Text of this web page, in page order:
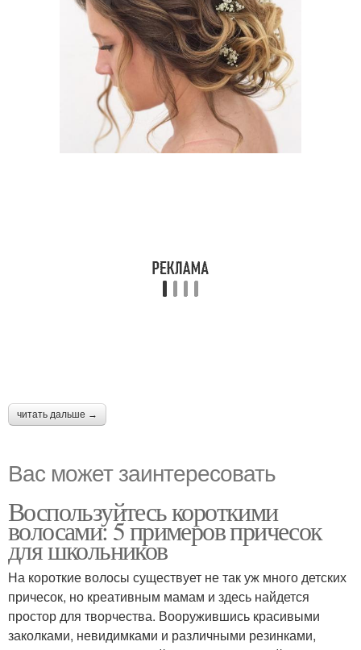
читать дальше →
Вас может заинтересовать
Воспользуйтесь короткими
волосами: 5 примеров причесок
для школьников
На короткие волосы существует не так уж много детских
причесок, но креативным мамам и здесь найдется
простор для творчества. Вооружившись красивыми
заколками, невидимками и различными резинками,